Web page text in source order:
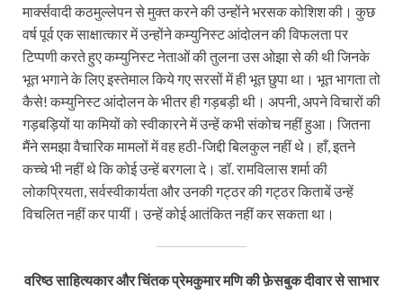
मार्क्सवादी कठमुल्लेपन से मुक्त करने की उन्होंने भरसक कोशिश की। कुछ
वर्ष पूर्व एक साक्षात्कार में उन्होंने कम्युनिस्ट आंदोलन की विफलता पर
टिप्पणी करते हुए कम्युनिस्ट नेताओं की तुलना उस ओझा से की थी जिनके
भूत भगाने के लिए इस्तेमाल किये गए सरसों में ही भूत छुपा था। भूत भागता तो
कैसे! कम्युनिस्ट आंदोलन के भीतर ही गड़बड़ी थी। अपनी, अपने विचारों की
गड़बड़ियों या कमियों को स्वीकारने में उन्हें कभी संकोच नहीं हुआ। जितना
मैंने समझा वैचारिक मामलों में वह हठी-जिद्दी बिलकुल नहीं थे। हाँ, इतने
कच्चे भी नहीं थे कि कोई उन्हें बरगला दे। डॉ. रामविलास शर्मा की
लोकप्रियता, सर्वस्वीकार्यता और उनकी गट्ठर की गट्ठर किताबें उन्हें
विचलित नहीं कर पायीं। उन्हें कोई आतंकित नहीं कर सकता था।
वरिष्ठ साहित्यकार और चिंतक प्रेमकुमार मणि की फ़ेसबुक दीवार से साभार